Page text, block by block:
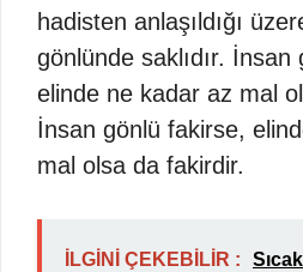
hadisten anlaşıldığı
gönlünde saklıdır. İnsan
elinde ne kadar az mal
İnsan gönlü fakirse,
mal olsa da fakirdir.
İLGİNİ ÇEKEBİLİR :